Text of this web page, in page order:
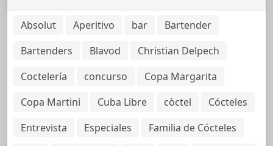
Absolut Aperitivo bar
Bartender
Bartenders
Blavod
Christian Delpech
Coctelería
concurso
Copa Margarita
Copa Martini
Cuba Libre còctel
Cócteles
Entrevista
Especiales
Familia de Cócteles